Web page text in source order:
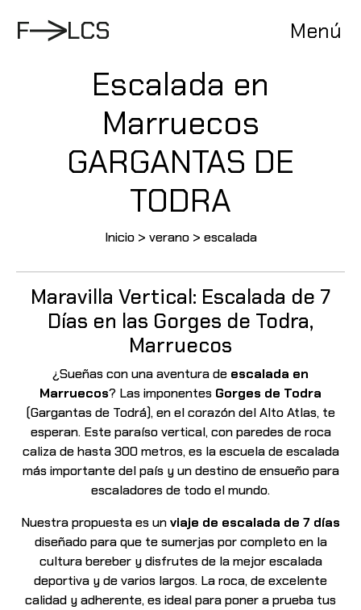
contenido
F LCS Menú
Escalada en
Marruecos
GARGANTAS DE
TODRA
Inicio> verano> escalada
Maravilla Vertical: Escalada de 7
Días en las Gorges de Todra,
Marruecos
¿Sueñas con una aventura de escalada en
Marruecos? Las imponentes Gorges de Todra
(Gargantas de Todrá), en el corazón del Alto Atlas, te
esperan. Este paraíso vertical, con paredes de roca
caliza de hasta 300 metros, es la escuela de escalada
más importante del país y un destino de ensueño para
escaladores de todo el mundo.
Nuestra propuesta es unviaje de escalada de 7 días
diseñado para que te sumerjas por completo en la
cultura bereber y disfrutes de la mejor escalada
deportiva y de varios largos. La roca, de excelente
calidad y adherente, es ideal para poner a prueba tus